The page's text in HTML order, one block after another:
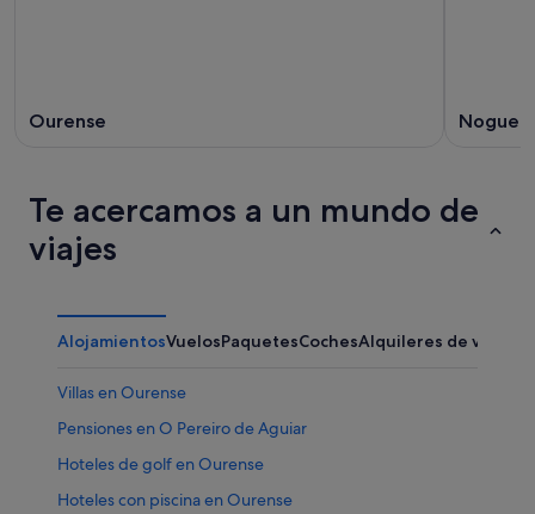
Ourense
Te acercamos a un mundo de
viajes
AlojamientosVuelosPaquetesCochesAlquileres de
Villas en Ourense
Pensiones en O Pereiro de Aguiar
Hoteles de golf en Ourense
Hoteles con piscina en Ourense